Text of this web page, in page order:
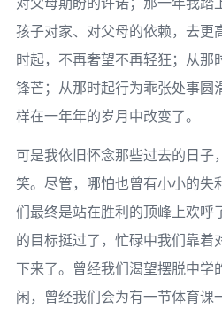
孩子对家、对父母的依赖，去更
时起，不再奢望不再轻狂；从那
锋芒；从那时起行为乖张处事
样在一年年的岁月中改变了。­
可是我依旧怀念那些过去的日子
笑。尽管，哪怕也曾有小小的失
们最终是站在胜利的顶峰上欢呼
的目标挺过了，忙碌中我们靠着
下来了。曾经我们渴望摆脱中学
闲，曾经我们会为有一节体育课